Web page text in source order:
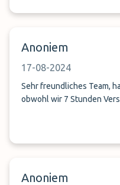
Anoniem
17-08-2024
Sehr freundliches Team,
obwohl wir 7 Stunden
Anoniem